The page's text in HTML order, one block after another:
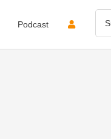
Podcast